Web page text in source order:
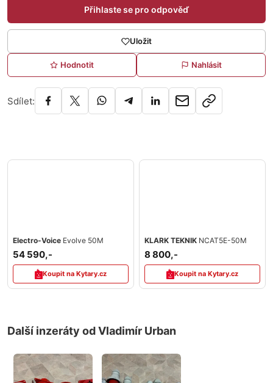
Přihlaste se pro odpověď
Uložit
Hodnotit Nahlásit
Sdílet:
Electro-Voice Evolve 50M
54 590,-
Koupit na Kytary.cz
KLARK TEKNIK NCAT5E-50M
8 800,-
Koupit na Kytary.cz
Další inzeráty od Vladimír Urban